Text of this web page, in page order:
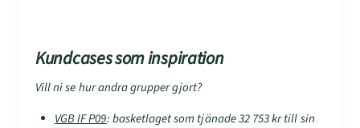
Kundcases som inspiration
Vill ni se hur andra grupper gjort?
VGB IF P09: basketlaget som tjänade 32 753 kr till sin